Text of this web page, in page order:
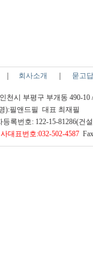
회사소개 묻고
천시 부평구 부개동 490-
):필앤드필 대표 최재필
등록번호: 122-15-81286(건
대표번호:032-502-4587